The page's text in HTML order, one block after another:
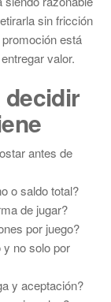
sin fricción
está
valor.
antes de
o saldo total?
de jugar?
por juego?
y no solo por
y aceptación?